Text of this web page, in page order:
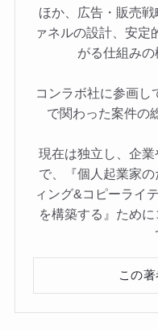
ほか、広告・販売
ァネルの設計、安定
がる仕組みの
コンラボ社に参画し
で関わった案件の
現在は独立し、企
で、『個人起業家
ィング&コピーライ
を構築する』ため
この